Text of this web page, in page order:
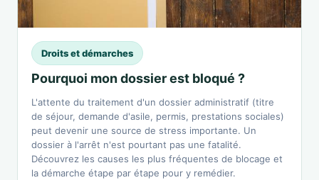
Droits et démarches
Pourquoi mon dossier est bloqué ?
L'attente du traitement d'un dossier administratif (titre
de séjour, demande d'asile, permis, prestations sociales)
peut devenir une source de stress importante. Un
dossier à l'arrêt n'est pourtant pas une fatalité.
Découvrez les causes les plus fréquentes de blocage et
la démarche étape par étape pour y remédier.